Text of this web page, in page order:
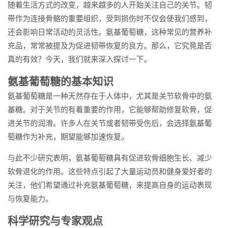
随着生活方式的改变，越来越多的人开始关注自己的关节。韧
带作为连接骨骼的重要组织，受到损伤时不仅会使我们感到，
还会影响日常活动的灵活性。氨基葡萄糖，这种常见的营养补
充品，常常被提及为促进韧带恢复的良方。那么，它究竟是否
真的有效？今天，我们就来深入探讨一下。
氨基葡萄糖的基本知识
氨基葡萄糖是一种天然存在于人体中，尤其是关节软骨中的氨
基糖。对于关节的有着重要的作用，它能够帮助修复软骨，促
进关节的润滑。许多人在关节或者韧带受伤后，会选择氨基葡
萄糖作为补充，期望能够加速恢复。
与此不少研究表明，氨基葡萄糖具有促进软骨细胞生长、减少
软骨退化的作用。这些特点引起了大量运动员和健身爱好者的
关注，他们希望通过补充氨基葡萄糖，来提高自身的运动表现
与恢复能力。
科学研究与专家观点